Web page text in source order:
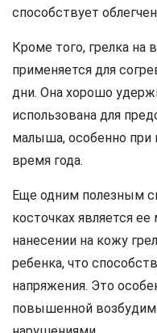
способствует
Кроме того, грелка на
применяется для
дни. Она хорошо
использована для
малыша, особенно при
время года.
Еще одним полезным
косточках является
нанесении на кожу
ребенка, что
напряжения. Это
повышенной